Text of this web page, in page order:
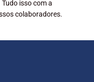
isso com a
colaboradores.